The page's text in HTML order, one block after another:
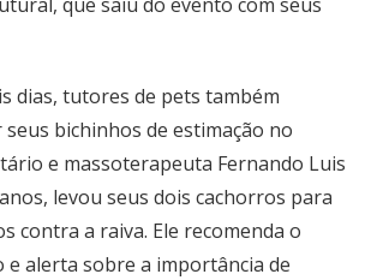
dias, tutores de pets também
bichinhos de estimação no
e massoterapeuta Fernando Luis
levou seus dois cachorros para
contra a raiva. Ele recomenda o
e alerta sobre a importância de